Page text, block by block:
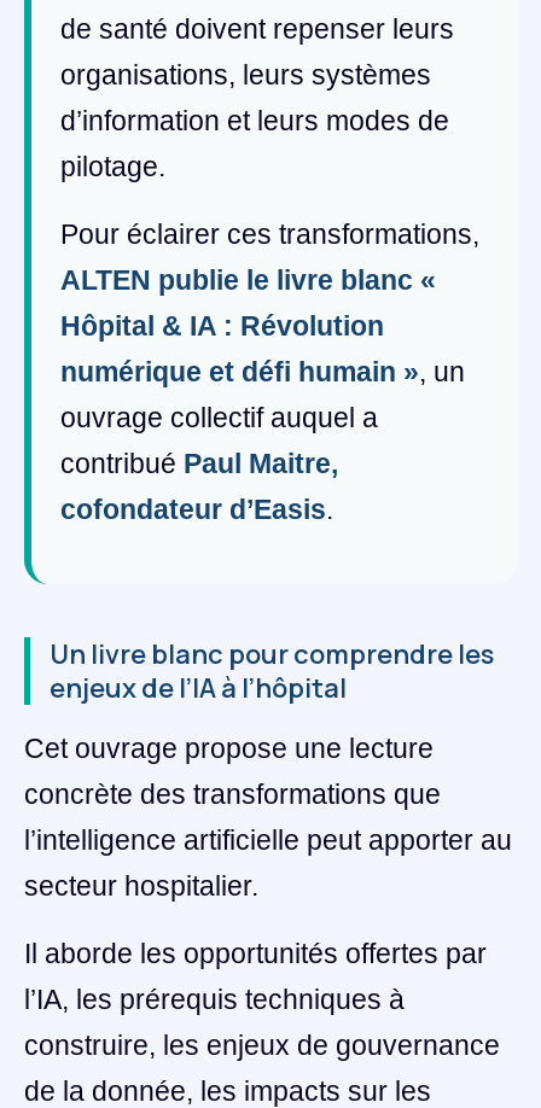
de santé doivent repenser leurs
organisations, leurs systèmes
d’information et leurs modes de
pilotage.
Pour éclairer ces transformations,
ALTEN publie le livre blanc «
Hôpital & IA : Révolution
numérique et défi humain », un
ouvrage collectif auquel a
contribué Paul Maitre,
cofondateur d’Easis.
Un livre blanc pour comprendre les
enjeux de l’IA à l’hôpital
Cet ouvrage propose une lecture
concrète des transformations que
l’intelligence artificielle peut apporter au
secteur hospitalier.
Il aborde les opportunités offertes par
l’IA, les prérequis techniques à
construire, les enjeux de gouvernance
de la donnée, les impacts sur les